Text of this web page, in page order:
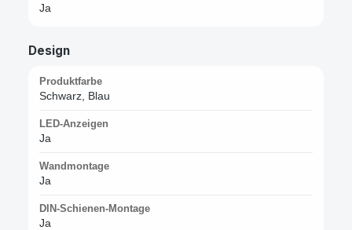
Ja
Design
Produktfarbe
Schwarz, Blau
LED-Anzeigen
Ja
Wandmontage
Ja
DIN-Schienen-Montage
Ja